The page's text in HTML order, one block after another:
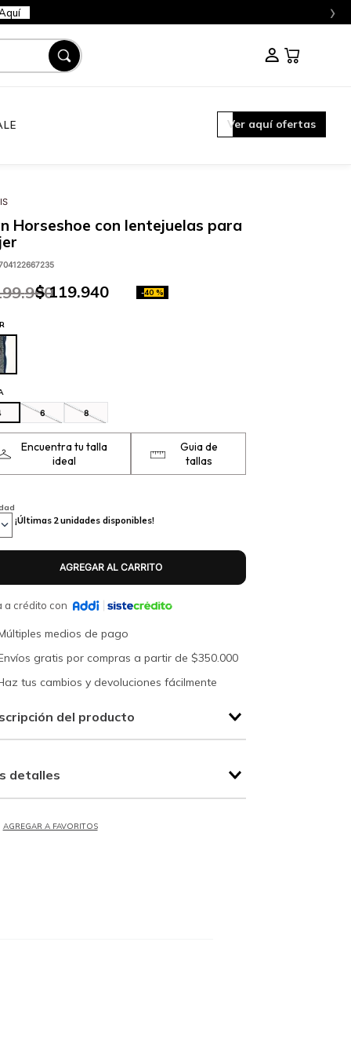
›
Ver aquí ofertas
Horseshoe con lentejuelas para
.900
$ 119.940 -40 %
6 8
Encuentra tu talla
ideal
Guia de
tallas
¡Últimas 2 unidades disponibles!
a crédito con
medios de pago
gratis por compras a partir de $350.000
tus cambios y devoluciones fácilmente
del producto
detalles